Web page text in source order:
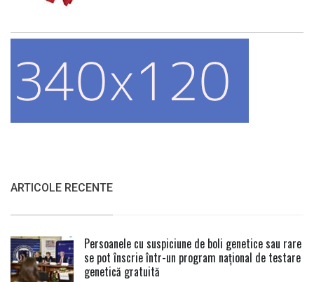
ARTICOLE RECENTE
Persoanele cu suspiciune de boli genetice sau rare
se pot înscrie într-un program național de testare
genetică gratuită